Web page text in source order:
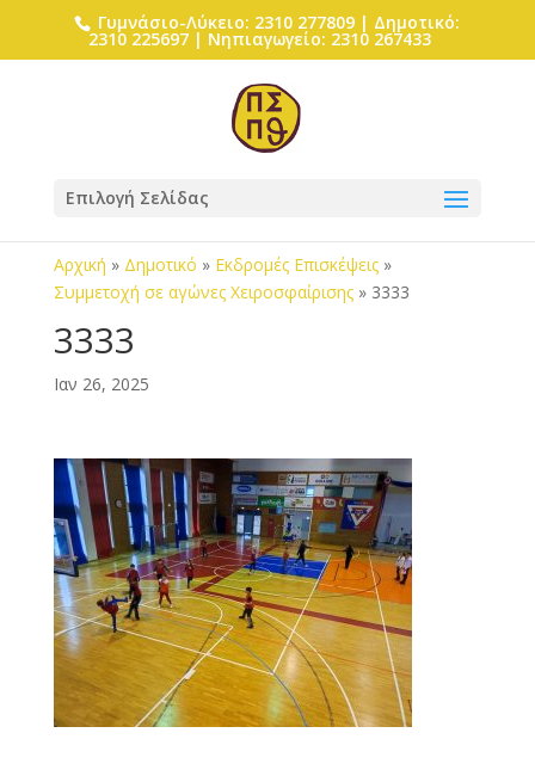
Γυμνάσιο-Λύκειο: 2310 277809 | Δημοτικό:
2310 225697 | Νηπιαγωγείο: 2310 267433
Επιλογή Σελίδας
Αρχική » Δημοτικό » Εκδρομές Επισκέψεις»
Συμμετοχή σε αγώνες Χειροσφαίρισης» 3333
3333
Ιαν 26, 2025